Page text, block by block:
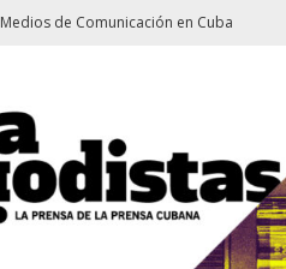
Medios de Comunicación en Cuba